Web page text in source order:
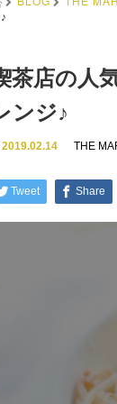
茶店の人
ンジ♪
2019.02.14 THE
Tweet Share